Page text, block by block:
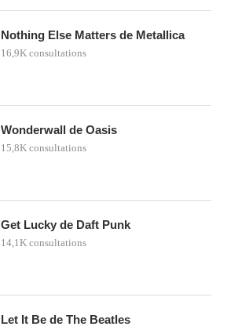
Nothing Else Matters de Metallica
16,9K consultations
Wonderwall de Oasis
15,8K consultations
Get Lucky de Daft Punk
14,1K consultations
Let It Be de The Beatles